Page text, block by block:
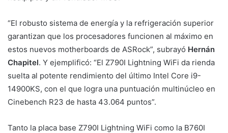
“El robusto sistema de energía y la refrigeración superior
garantizan que los procesadores funcionen al máximo en
estos nuevos motherboards de ASRock”, subrayó Hernán
Chapitel. Y ejemplificó: “El Z790I Lightning WiFi da rienda
suelta al potente rendimiento del último Intel Core i9-
14900KS, con el que logra una puntuación multinúcleo en
Cinebench R23 de hasta 43.064 puntos”.
Tanto la placa base Z790I Lightning WiFi como la B760I